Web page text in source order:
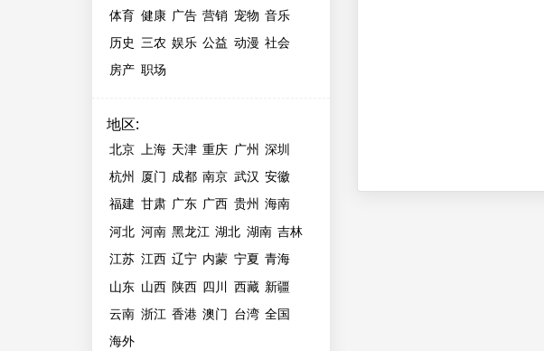
体育 健康 广告 营销 宠物 音乐
历史 三农 娱乐 公益 动漫 社会
房产 职场
地区:
北京 上海 天津 重庆 广州 深圳
杭州 厦门 成都 南京 武汉 安徽
福建 甘肃 广东 广西 贵州 海南
河北 河南 黑龙江 湖北 湖南 吉林
江苏 江西 辽宁 内蒙 宁夏 青海
山东 山西 陕西 四川 西藏 新疆
云南 浙江 香港 澳门 台湾 全国
海外